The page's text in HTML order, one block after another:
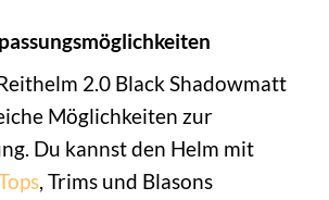
2.0 Black Shadowmatt
Möglichkeiten zur
Du kannst den Helm mit
, Trims und Blasons